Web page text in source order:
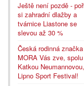
Ještě není pozdě -
si zahradní dlažby a
tvárnice Liastone se
slevou až 30 %
Česká rodinná značka
MORA Vás zve,
Katkou
Lipno Sport Festival!